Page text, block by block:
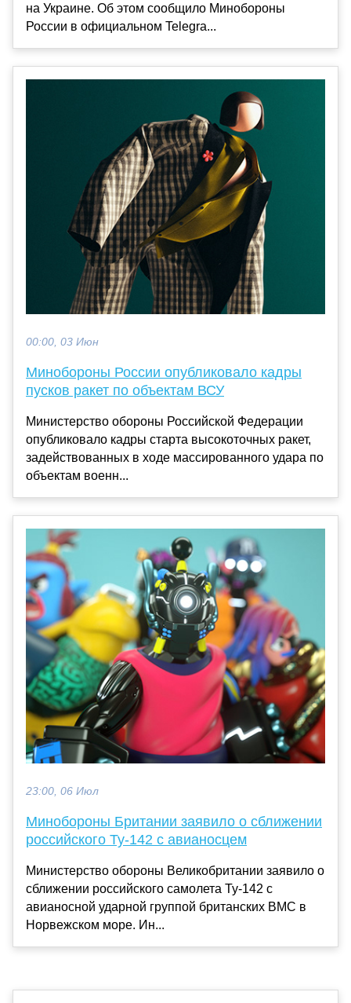
на Украине. Об этом сообщило Минобороны
России в официальном Telegra...
00:00, 03 Июн
Минобороны России опубликовало кадры
пусков ракет по объектам ВСУ
Министерство обороны Российской Федерации
опубликовало кадры старта высокоточных ракет,
задействованных в ходе массированного удара по
объектам военн...
23:00, 06 Июл
Минобороны Британии заявило о сближении
российского Ту-142 с авианосцем
Министерство обороны Великобритании заявило о
сближении российского самолета Ту-142 с
авианосной ударной группой британских ВМС в
Норвежском море. Ин...